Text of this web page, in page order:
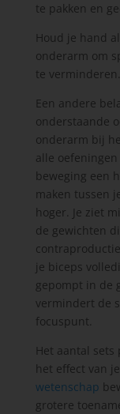
te pakken en
Houd je hand
onderarm om
te verminderen.
Een andere
onderstaande
onderarm bij
alle
beweging een
maken tussen
hoger. Je ziet
de gewichten
je biceps
gepompt in de
vermindert de
focuspunt.
Het aantal
het effect van
wetenschap
grotere